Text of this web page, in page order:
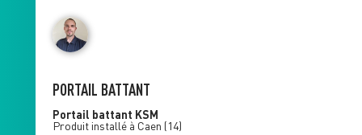
PORTAIL BATTANT
Portail battant KSM
Produit installé à Caen (14)